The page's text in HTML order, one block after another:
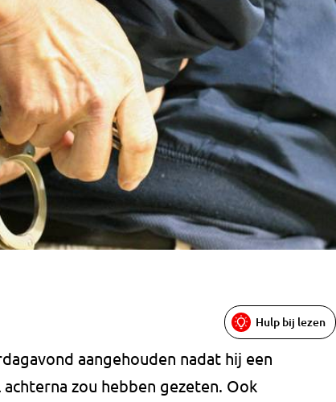
Hulp bij lezen
aangehouden nadat hij een
zou hebben gezeten. Ook